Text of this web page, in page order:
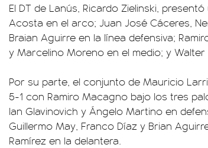
El DT de Lanús, Ricardo Zielinski,
Acosta en el arco; Juan José Cáceres,
Braian Aguirre en la línea defensiva;
y Marcelino Moreno en el medio; y
Por su parte, el conjunto de Mauricio
5-1 con Ramiro Macagno bajo los tres
Ian Glavinovich y Ángelo Martino en
Guillermo May, Franco Díaz y Brian
Ramírez en la delantera.